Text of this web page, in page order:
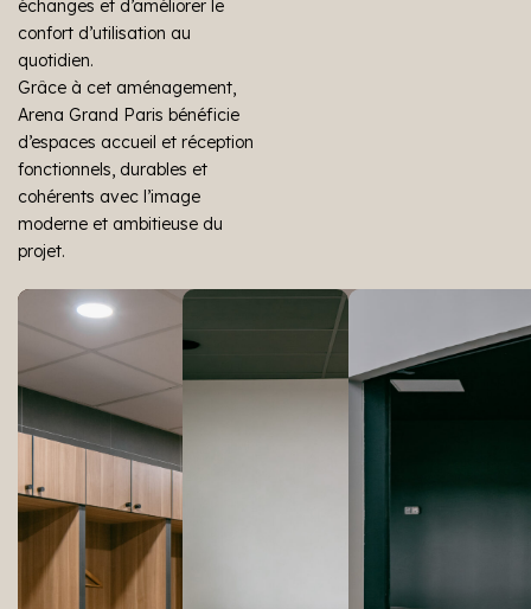
échanges et d’améliorer le
confort d’utilisation au
quotidien.
Grâce à cet aménagement,
Arena Grand Paris bénéficie
d’espaces accueil et réception
fonctionnels, durables et
cohérents avec l’image
moderne et ambitieuse du
projet.